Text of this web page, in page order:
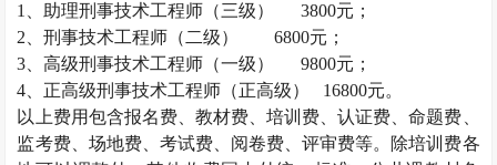
1
、助理刑事技术工程师（三级） 3800元；
2 、刑事技术工程师（二级） 6800元；
3 、高级刑事技术工程师（一级） 9800元；
4 、正高级刑事技术工程师（正高级） 16800元。
以上费用包含报名费、教材费、培训费、认证费、命题费、
监考费、场地费、考试费、阅卷费、评审费等。除培训费各